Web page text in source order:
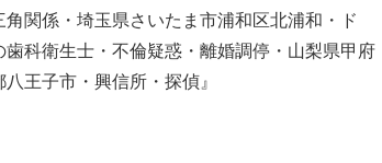
関係・埼玉県さいたま市浦和区北浦和・ド
科衛生士・不倫疑惑・離婚調停・山梨県甲府
王子市・興信所・探偵』